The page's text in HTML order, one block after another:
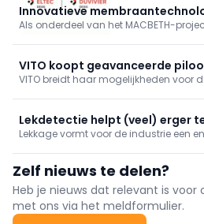
hetzelfde team; oprichter Huib
merken weinig verandering.
Innovatieve
3- en 6-gehalte in visolie
Als onderdeel van het MACBETH-
VITO koopt geavanceerde
pervaporatie
VITO breidt haar mogelijkheden voor
pilootinfrastructuur van Deltamen AG.
Lekdetectie helpt (veel) erger
Lekkage vormt voor de industrie een
detectie voorkomt veel narigheid
beheersing tekortschieten.
Zelf nieuws te delen?
Heb je nieuws dat relevant is voor
met ons via het meldformulier.